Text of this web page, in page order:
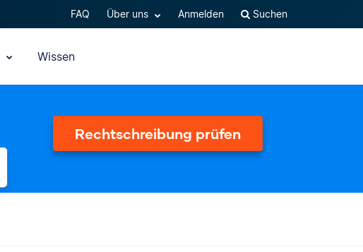
FAQ Über uns Anmelden Suchen
Wissen
Rechtschreibung prüfen